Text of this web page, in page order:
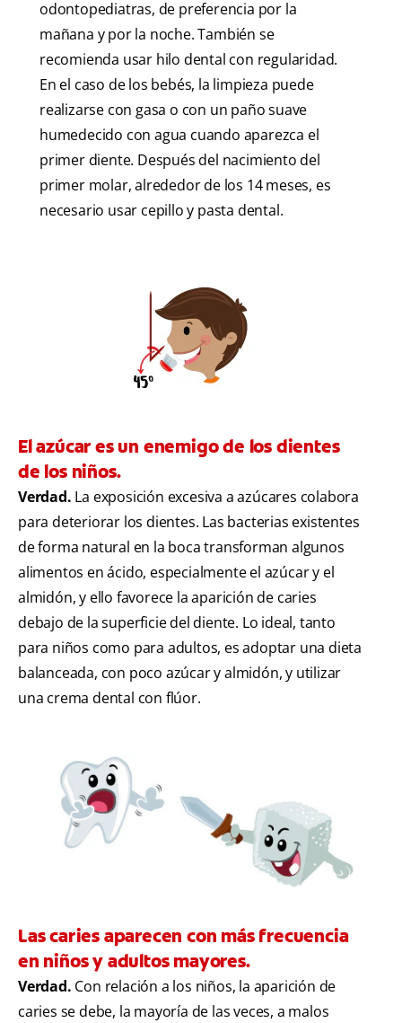
odontopediatras, de preferencia por la
mañana y por la noche. También se
recomienda usar hilo dental con regularidad.
En el caso de los bebés, la limpieza puede
realizarse con gasa o con un paño suave
humedecido con agua cuando aparezca el
primer diente. Después del nacimiento del
primer molar, alrededor de los 14 meses, es
necesario usar cepillo y pasta dental.
El azúcar es un enemigo de los dientes
de los niños.
Verdad. La exposición excesiva a azúcares colabora
para deteriorar los dientes. Las bacterias existentes
de forma natural en la boca transforman algunos
alimentos en ácido, especialmente el azúcar y el
almidón, y ello favorece la aparición de caries
debajo de la superficie del diente. Lo ideal, tanto
para niños como para adultos, es adoptar una dieta
balanceada, con poco azúcar y almidón, y utilizar
una crema dental con flúor.
Las caries aparecen con más frecuencia
en niños y adultos mayores.
Verdad. Con relación a los niños, la aparición de
caries se debe, la mayoría de las veces, a malos